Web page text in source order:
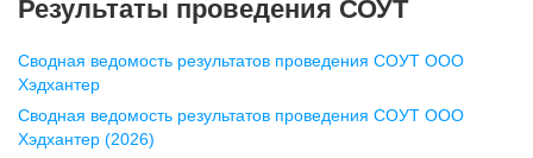
pr@nn.hh.ru
Воронеж
ул. Комиссаржевской, д. 10,
офис 1212
Результаты проведения СОУТ
Сводная ведомость результатов проведения СОУТ ООО
Хэдхантер
Сводная ведомость результатов проведения СОУТ ООО
Хэдхантер (2026)